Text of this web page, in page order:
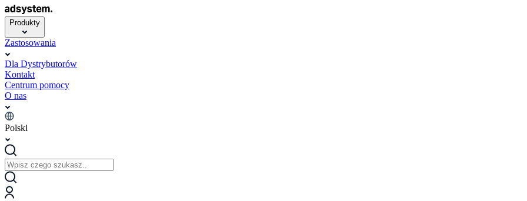
Produkty
Zastosowania
Dla Dystrybutorów
Kontakt
Centrum pomocy
O nas
Polski